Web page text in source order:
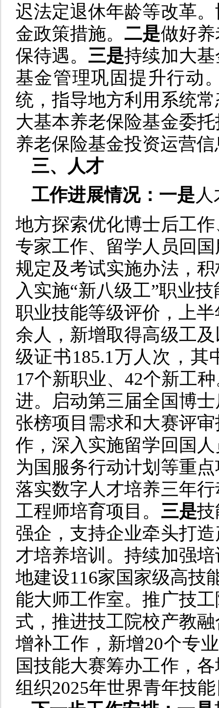
迟法定退休年龄等改革
金政策措施。二是做好
保待遇。 三是持续加大
基金管理巩固提升行动
统，指导地方利用系统
大基本养老保险基金委
养老保险基金投资运营
三、人才
工作进展情况：一是
地方探索优化博士后工
专家工作、留学人员回
规定及考试实施办法，
入实施“新八级工”职业
职业技能等级评价，上
余人，新增取得高级工
级证书185.1万人次，其
17个新职业、42个新工
进。启动第三届全国博
张榜项目需求和大赛评
作，深入实施留学回国
为国服务行动计划等重
落实数字人才培养三年
工程师培育项目。 三是
强企，支持企业牵头打
才培养培训。持续加强
地建设116家国家级高技
能大师工作室。推广技
式，推进技工院校产教
增补工作，新增20个专
国技能大赛筹办工作，
组织2025年世界青年技